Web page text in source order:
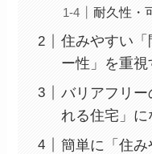
耐久性・
住みやすい「
ー性」を重視
バリアフリ
れる住宅」に
簡単に「住